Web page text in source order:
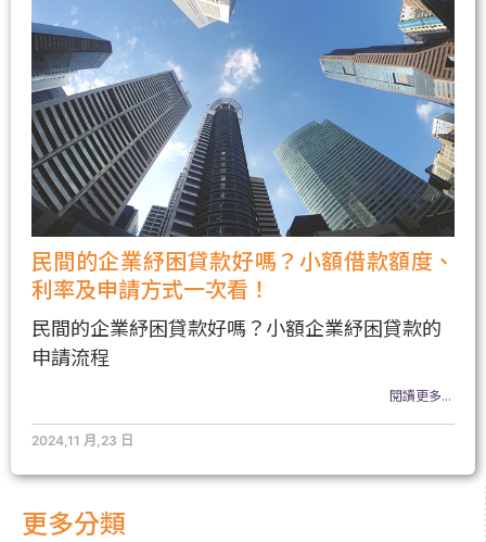
更多分類
民間的企業紓困貸款好嗎？小額借款額度、
利率及申請方式一次看！
民間的企業紓困貸款好嗎？小額企業紓困貸款的
申請流程
閱讀更多...
2024,11 月,23 日